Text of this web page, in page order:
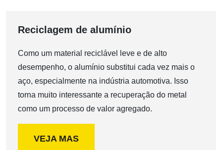
Reciclagem de alumínio
Como um material reciclável leve e de alto
desempenho, o alumínio substitui cada vez mais o
aço, especialmente na indústria automotiva. Isso
torna muito interessante a recuperação do metal
como um processo de valor agregado.
VEJA MAS